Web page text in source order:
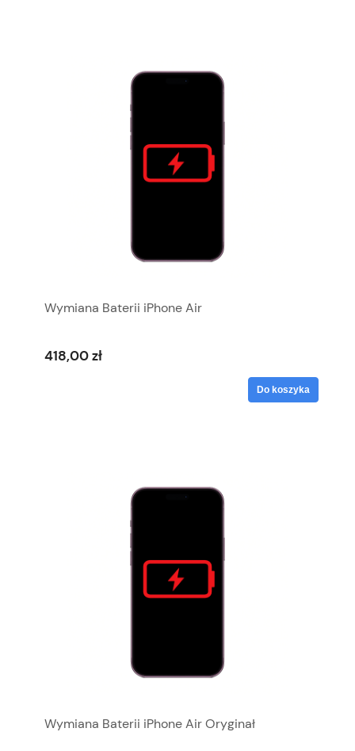
Wymiana Baterii iPhone Air
418,00 zł
Do koszyka
Wymiana Baterii iPhone Air Oryginał